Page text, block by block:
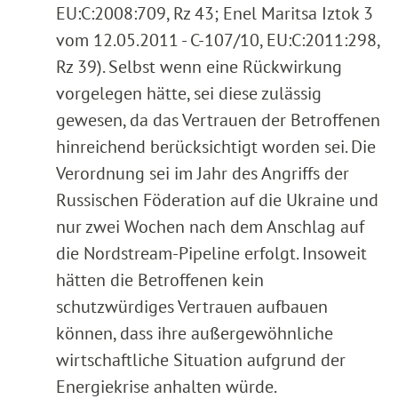
EU:C:2008:709, Rz 43; Enel Maritsa Iztok 3
vom 12.05.2011 - C-107/10, EU:C:2011:298,
Rz 39). Selbst wenn eine Rückwirkung
vorgelegen hätte, sei diese zulässig
gewesen, da das Vertrauen der Betroffenen
hinreichend berücksichtigt worden sei. Die
Verordnung sei im Jahr des Angriffs der
Russischen Föderation auf die Ukraine und
nur zwei Wochen nach dem Anschlag auf
die Nordstream-Pipeline erfolgt. Insoweit
hätten die Betroffenen kein
schutzwürdiges Vertrauen aufbauen
können, dass ihre außergewöhnliche
wirtschaftliche Situation aufgrund der
Energiekrise anhalten würde.